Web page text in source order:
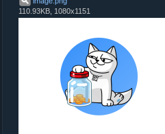
110.93KB, 1080x1151